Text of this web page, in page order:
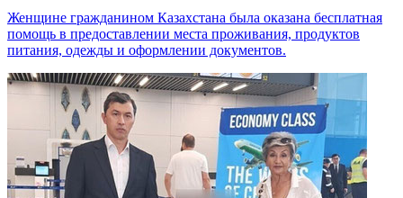
Женщине гражданином Казахстана была оказана бесплатная
помощь в предоставлении места проживания, продуктов
питания, одежды и оформлении документов.